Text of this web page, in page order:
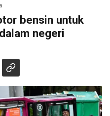
bensin untuk
negeri